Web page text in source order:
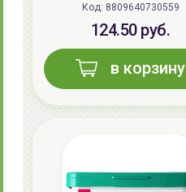
Код: 8809640730559
124.50 руб.
в корзину